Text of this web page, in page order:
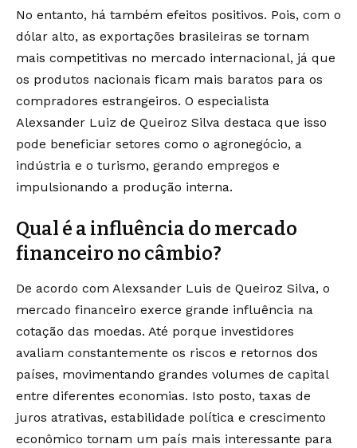
No entanto, há também efeitos positivos. Pois, com o
dólar alto, as exportações brasileiras se tornam
mais competitivas no mercado internacional, já que
os produtos nacionais ficam mais baratos para os
compradores estrangeiros. O especialista
Alexsander Luiz de Queiroz Silva destaca que isso
pode beneficiar setores como o agronegócio, a
indústria e o turismo, gerando empregos e
impulsionando a produção interna.
Qual é a influência do mercado
financeiro no câmbio?
De acordo com Alexsander Luis de Queiroz Silva, o
mercado financeiro exerce grande influência na
cotação das moedas. Até porque investidores
avaliam constantemente os riscos e retornos dos
países, movimentando grandes volumes de capital
entre diferentes economias. Isto posto, taxas de
juros atrativas, estabilidade política e crescimento
econômico tornam um país mais interessante para